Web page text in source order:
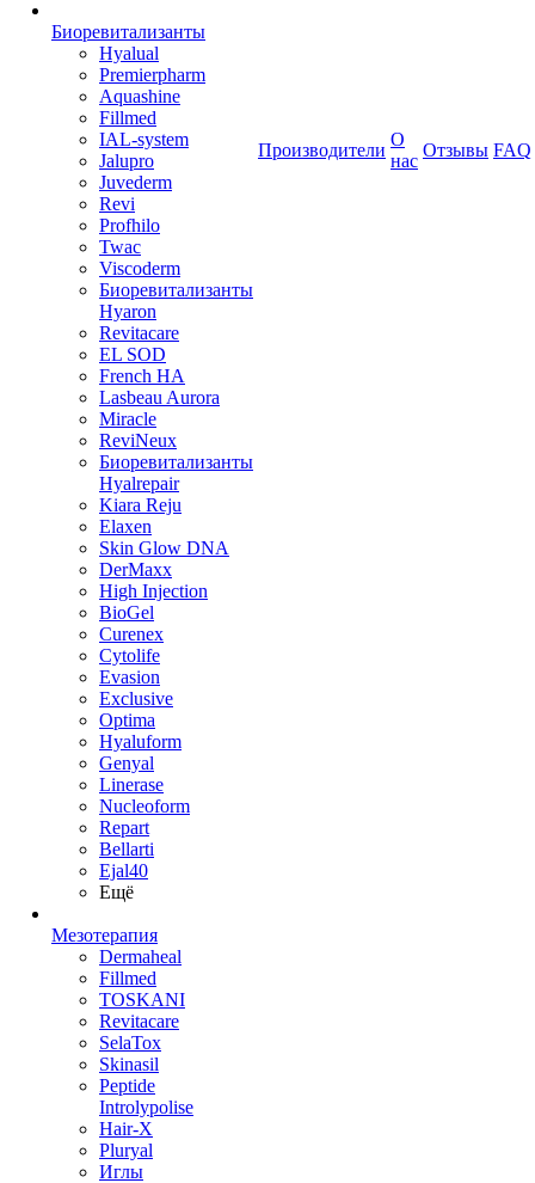
Биоревитализанты
Hyalual
Premierpharm
Aquashine
Fillmed
IAL-system
Jalupro
Juvederm
Revi
Profhilo
Twac
Viscoderm
Биоревитализанты
Hyaron
Revitacare
EL SOD
French HA
Lasbeau Aurora
Miracle
ReviNeux
Биоревитализанты
Hyalrepair
Kiara Reju
Elaxen
Skin Glow DNA
DerMaxx
High Injection
BioGel
Curenex
Cytolife
Evasion
Exclusive
Optima
Hyaluform
Genyal
Linerase
Nucleoform
Repart
Bellarti
Ejal40
Ещё
Мезотерапия
Dermaheal
Fillmed
TOSKANI
Revitacare
SelaTox
Skinasil
Peptide
Introlypolise
Hair-X
Pluryal
Иглы
Производители
О
нас
Отзывы FAQ